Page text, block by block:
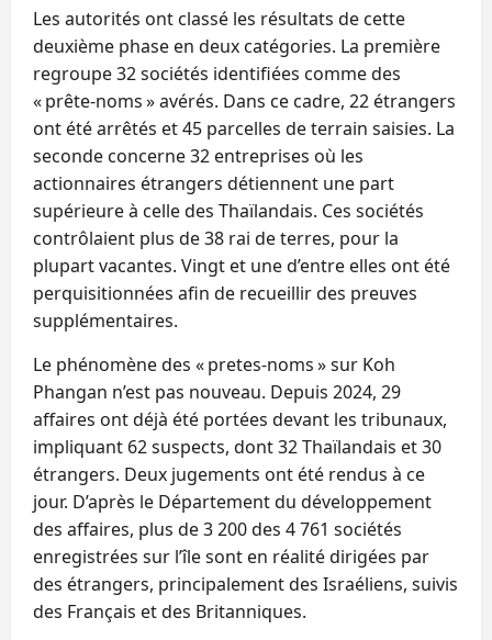
Les autorités ont classé les résultats de cette
deuxième phase en deux catégories. La première
regroupe 32 sociétés identifiées comme des
« prête-noms » avérés. Dans ce cadre, 22 étrangers
ont été arrêtés et 45 parcelles de terrain saisies. La
seconde concerne 32 entreprises où les
actionnaires étrangers détiennent une part
supérieure à celle des Thaïlandais. Ces sociétés
contrôlaient plus de 38 rai de terres, pour la
plupart vacantes. Vingt et une d’entre elles ont été
perquisitionnées afin de recueillir des preuves
supplémentaires.
Le phénomène des « pretes-noms » sur Koh
Phangan n’est pas nouveau. Depuis 2024, 29
affaires ont déjà été portées devant les tribunaux,
impliquant 62 suspects, dont 32 Thaïlandais et 30
étrangers. Deux jugements ont été rendus à ce
jour. D’après le Département du développement
des affaires, plus de 3 200 des 4 761 sociétés
enregistrées sur l’île sont en réalité dirigées par
des étrangers, principalement des Israéliens, suivis
des Français et des Britanniques.